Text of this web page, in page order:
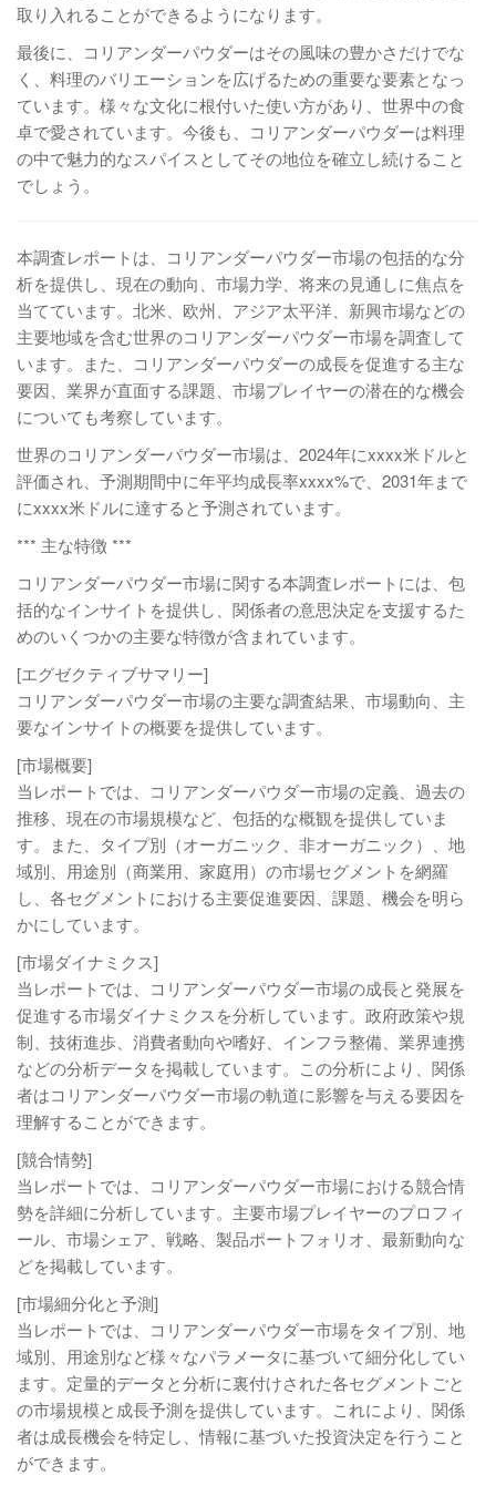
取り入れることができるようになります。
最後に、コリアンダーパウダーはその風味の豊かさだけでな
く、料理のバリエーションを広げるための重要な要素となっ
ています。様々な文化に根付いた使い方があり、世界中の食
卓で愛されています。今後も、コリアンダーパウダーは料理
の中で魅力的なスパイスとしてその地位を確立し続けること
でしょう。
本調査レポートは、コリアンダーパウダー市場の包括的な分
析を提供し、現在の動向、市場力学、将来の見通しに焦点を
当てています。北米、欧州、アジア太平洋、新興市場などの
主要地域を含む世界のコリアンダーパウダー市場を調査して
います。また、コリアンダーパウダーの成長を促進する主な
要因、業界が直面する課題、市場プレイヤーの潜在的な機会
についても考察しています。
世界のコリアンダーパウダー市場は、2024年にxxxx米ドルと
評価され、予測期間中に年平均成長率xxxx%で、2031年まで
にxxxx米ドルに達すると予測されています。
*** 主な特徴 ***
コリアンダーパウダー市場に関する本調査レポートには、包
括的なインサイトを提供し、関係者の意思決定を支援するた
めのいくつかの主要な特徴が含まれています。
[エグゼクティブサマリー]
コリアンダーパウダー市場の主要な調査結果、市場動向、主
要なインサイトの概要を提供しています。
[市場概要]
当レポートでは、コリアンダーパウダー市場の定義、過去の
推移、現在の市場規模など、包括的な概観を提供していま
す。また、タイプ別（オーガニック、非オーガニック）、地
域別、用途別（商業用、家庭用）の市場セグメントを網羅
し、各セグメントにおける主要促進要因、課題、機会を明ら
かにしています。
[市場ダイナミクス]
当レポートでは、コリアンダーパウダー市場の成長と発展を
促進する市場ダイナミクスを分析しています。政府政策や規
制、技術進歩、消費者動向や嗜好、インフラ整備、業界連携
などの分析データを掲載しています。この分析により、関係
者はコリアンダーパウダー市場の軌道に影響を与える要因を
理解することができます。
[競合情勢]
当レポートでは、コリアンダーパウダー市場における競合情
勢を詳細に分析しています。主要市場プレイヤーのプロフィ
ール、市場シェア、戦略、製品ポートフォリオ、最新動向な
どを掲載しています。
[市場細分化と予測]
当レポートでは、コリアンダーパウダー市場をタイプ別、地
域別、用途別など様々なパラメータに基づいて細分化してい
ます。定量的データと分析に裏付けされた各セグメントごと
の市場規模と成長予測を提供しています。これにより、関係
者は成長機会を特定し、情報に基づいた投資決定を行うこと
ができます。